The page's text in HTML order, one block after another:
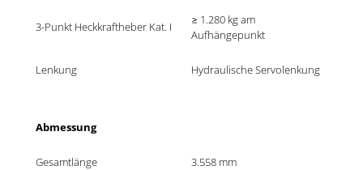
3-Punkt Heckkraftheber Kat. I
≥ 1.280 kg am
Aufhängepunkt
Lenkung Hydraulische Servolenkung
Abmessung
Gesamtlänge 3.558 mm